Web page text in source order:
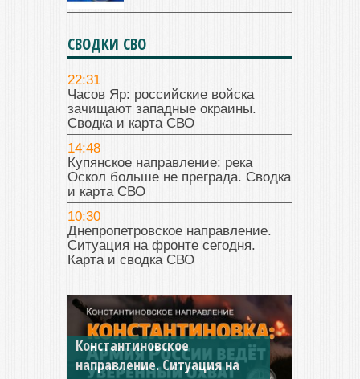
СВОДКИ СВО
22:31
Часов Яр: российские войска
зачищают западные окраины.
Сводка и карта СВО
14:48
Купянское направление: река
Оскол больше не преграда. Сводка
и карта СВО
10:30
Днепропетровское направление.
Ситуация на фронте сегодня.
Карта и сводка СВО
Константиновское
направление. Ситуация на